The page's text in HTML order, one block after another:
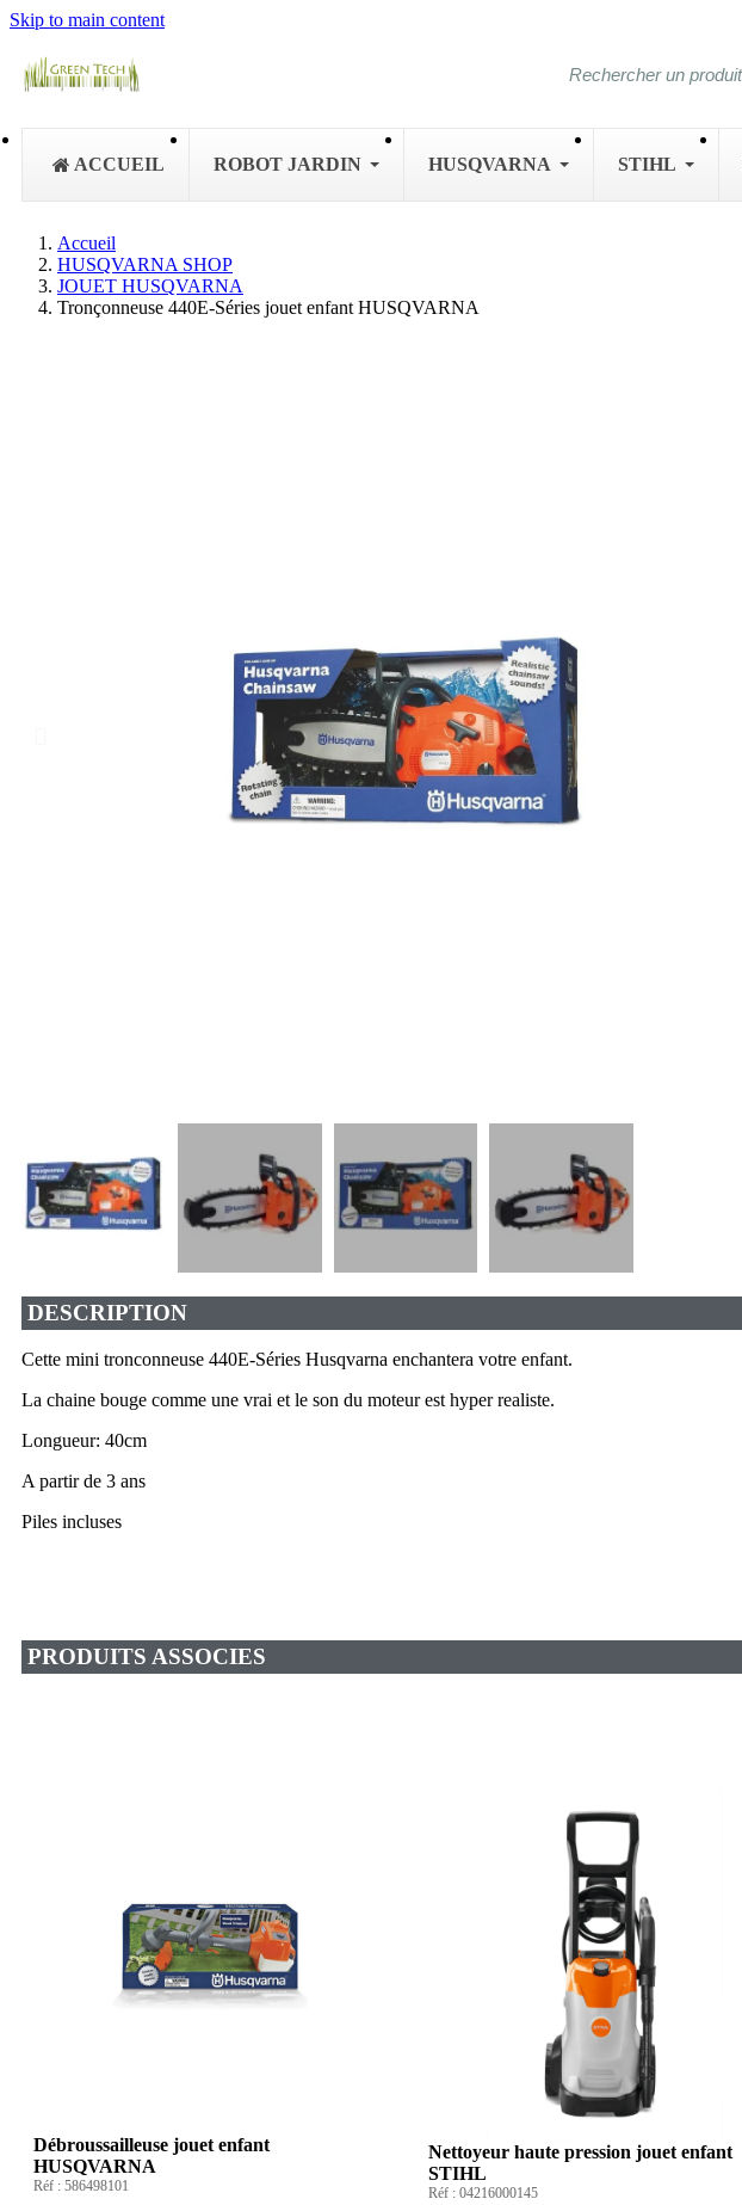
Skip to main content
ACCUEIL ROBOT JARDIN HUSQVARNA STIHL
Accueil
HUSQVARNA SHOP
JOUET HUSQVARNA
Tronçonneuse 440E-Séries jouet enfant HUSQVARNA
DESCRIPTION
Cette mini tronconneuse 440E-Séries Husqvarna enchantera votre enfant.
La chaine bouge comme une vrai et le son du moteur est hyper realiste.
Longueur: 40cm
A partir de 3 ans
Piles incluses
PRODUITS ASSOCIES
Débroussailleuse jouet enfant
HUSQVARNA
Réf : 586498101
Nettoyeur haute pression jouet enfant
STIHL
Réf : 04216000145